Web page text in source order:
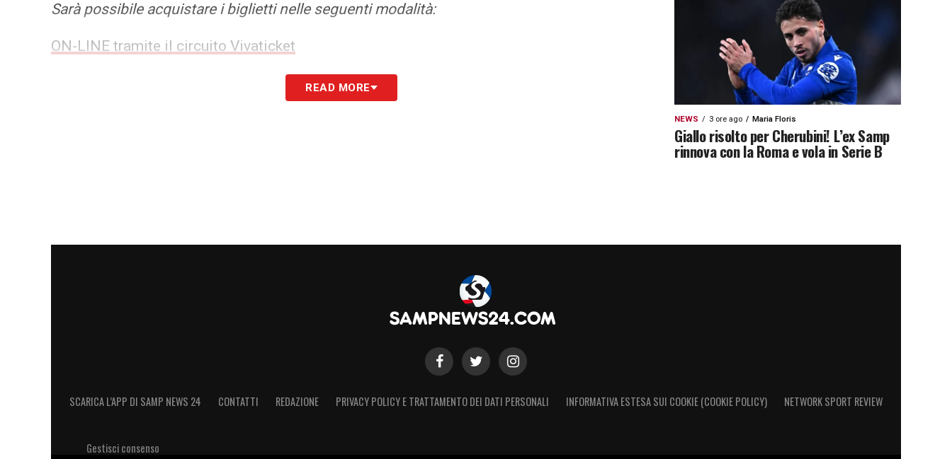
Sarà possibile acquistare i biglietti nelle seguenti modalità:
ON-LINE tramite il circuito Vivaticket
READ MORE
NEWS 3 ore ago Maria Floris
Giallo risolto per Cherubini! L’ex Samp
rinnova con la Roma e vola in Serie B
SCARICA L’APP DI SAMP NEWS 24 CONTATTI REDAZIONE PRIVACY POLICY E TRATTAMENTO DEI DATI PERSONALI INFORMATIVA ESTESA SUI COOKIE (COOKIE POLICY) NETWORK SPORT REVIEW
Gestisci consenso